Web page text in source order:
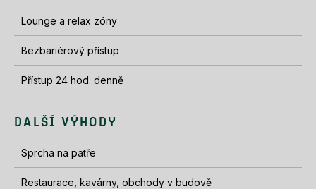
Lounge a relax zóny
Bezbariérový přístup
Přístup 24 hod. denně
DALŠÍ VÝHODY
Sprcha na patře
Restaurace, kavárny, obchody v budově